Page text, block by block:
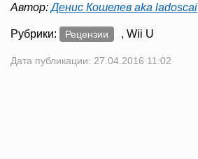
Автор:Денис Кошелев aka ladoscai
Рубрики: Рецензии , Wii U
Дата публикации: 27.04.2016 11:02